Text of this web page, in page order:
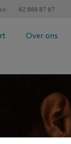
: 02 800 87 87
Over ons
jouw premie